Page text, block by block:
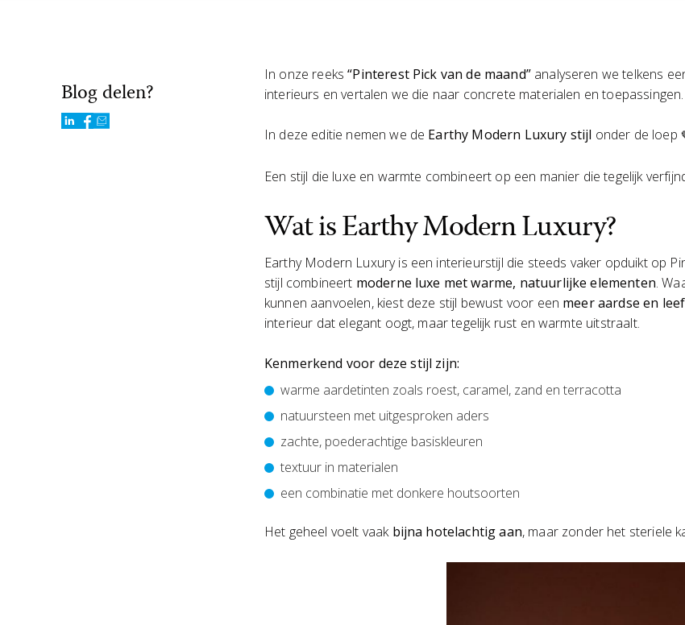
Blog delen?
In onze reeks“Pinterest Pick van de maand”analyseren we telkens
interieurs en vertalen we die naar concrete materialen en toepassingen.
In deze editie nemen we de Earthy Modern Luxury stijl onder de loep
Een stijl die luxe en warmte combineert op een manier die tegelijk
Wat is Earthy Modern Luxury?
Earthy Modern Luxury is een interieurstijl die steeds vaker opduikt op
stijl combineert moderne luxe met warme, natuurlijke elementen.
kunnen aanvoelen, kiest deze stijl bewust voor een meer aardse en
interieur dat elegant oogt, maar tegelijk rust en warmte uitstraalt.
Kenmerkend voor deze stijl zijn:
warme aardetinten zoals roest, caramel, zand en terracotta
natuursteen met uitgesproken aders
zachte, poederachtige basiskleuren
textuur in materialen
een combinatie met donkere houtsoorten
Het geheel voelt vaak bijna hotelachtig aan, maar zonder het steriele